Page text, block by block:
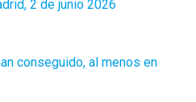
2 de junio 2026
conseguido, al menos en